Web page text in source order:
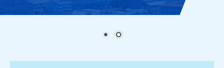
お問合せ